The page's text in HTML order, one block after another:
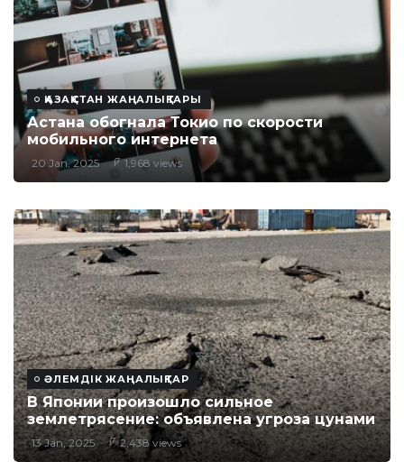
ҚАЗАҚСТАН ЖАҢАЛЫҚТАРЫ
Астана обогнала Токио по скорости
мобильного интернета
20 Jan, 2025 1,968 views
ӘЛЕМДІК ЖАҢАЛЫҚТАР
В Японии произошло сильное
землетрясение: объявлена угроза цунами
13 Jan, 2025 2,438 views